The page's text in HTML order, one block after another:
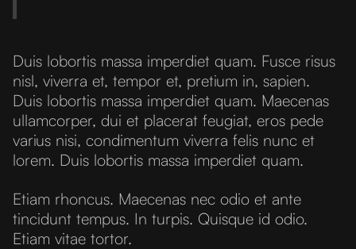
Duis lobortis massa imperdiet quam. Fusce risus
nisl, viverra et, tempor et, pretium in, sapien.
Duis lobortis massa imperdiet quam. Maecenas
ullamcorper, dui et placerat feugiat, eros pede
varius nisi, condimentum viverra felis nunc et
lorem. Duis lobortis massa imperdiet quam.
Etiam rhoncus. Maecenas nec odio et ante
tincidunt tempus. In turpis. Quisque id odio.
Etiam vitae tortor.